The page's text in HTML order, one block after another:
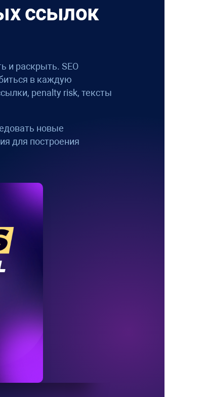
ссылок
и раскрыть. SEO
в каждую
penalty risk, тексты
новые
для построения